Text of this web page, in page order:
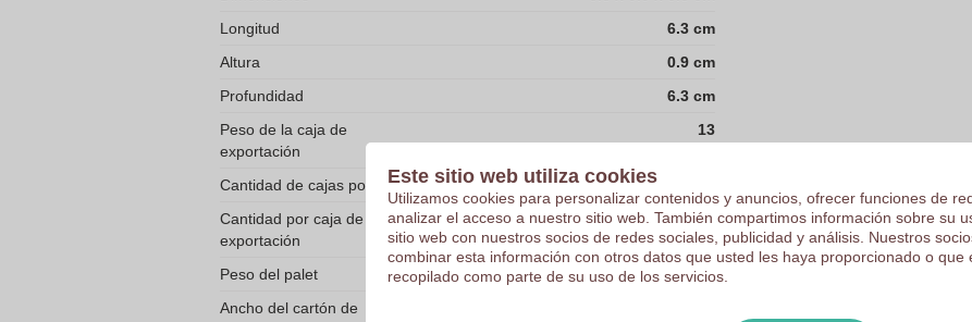
Longitud
6.3 cm
Altura
0.9 cm
Profundidad
6.3 cm
Peso de la caja de
exportación
13
Cantidad de cajas por paleta
Cantidad por caja de
exportación
200
Peso del palet
234
Ancho del cartón de
Este sitio web utiliza cookies
Utilizamos cookies para personalizar contenidos y anuncios, ofrecer funciones de
analizar el acceso a nuestro sitio web. También compartimos información sobre su
sitio web con nuestros socios de redes sociales, publicidad y análisis. Nuestros
combinar esta información con otros datos que usted les haya proporcionado o que
recopilado como parte de su uso de los servicios.